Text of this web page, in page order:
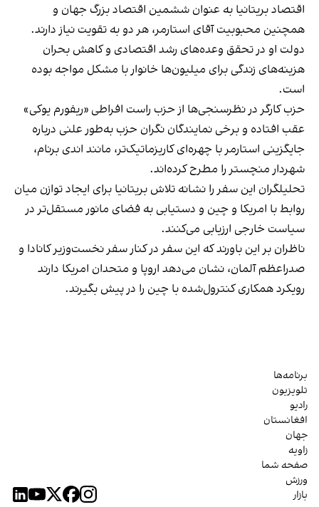
اقتصاد بریتانیا به عنوان ششمین اقتصاد بزرگ جهان و
همچنین محبوبیت آقای استارمر، هر دو به تقویت نیاز دارند.
دولت او در تحقق وعده‌های رشد اقتصادی و کاهش بحران
هزینه‌های زندگی برای میلیون‌ها خانوار با مشکل مواجه بوده
است.
حزب کارگر در نظرسنجی‌ها از حزب راست افراطی «ریفورم یوکی»
عقب افتاده و برخی نمایندگان نگران حزب به‌طور علنی درباره
جایگزینی استارمر با چهره‌ای کاریزماتیک‌تر، مانند اندی برنام،
شهردار منچستر را مطرح کرده‌اند.
تحلیلگران این سفر را نشانه تلاش بریتانیا برای ایجاد توازن میان
روابط با امریکا و چین و دستیابی به فضای مانور مستقل‌تر در
سیاست خارجی ارزیابی می‌کنند.
ناظران بر این باورند که این سفر در کنار سفر نخست‌وزیر کانادا و
صدراعظم آلمان، نشان می‌دهد اروپا و متحدان امریکا دارند
رویکرد همکاری کنترول‌شده با چین را در پیش بگیرند.
برنامه‌ها
تلویزیون
رادیو
افغانستان
جهان
زاویه
صفحه شما
ورزش
بازار